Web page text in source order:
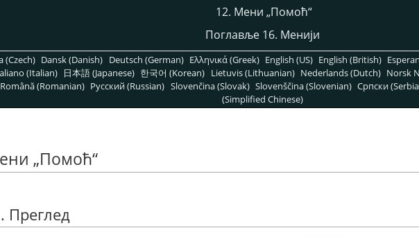
12. Мени „Помоћ“
Поглавље 16. Менији
(Czech) Dansk (Danish) Deutsch (German) Ελληνικά (Greek) English (US) English (British)
(Italian) 日本語 (Japanese) 한국어 (Korean) Lietuvis (Lithuanian) Nederlands (Dutch) Norsk
Română (Romanian) Pусский (Russian) Slovenčina (Slovak) Slovenščina (Slovenian) Српски
(Simplified Chinese)
„Помоћ“
Преглед